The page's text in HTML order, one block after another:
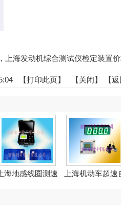
上海发动机综合测试仪检定装置
【打印此页】 【关闭】 【
上海地感线圈测速
上海机动车超速